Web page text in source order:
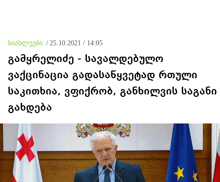
სიახლეები / 25.10.2021 / 14:05
გამყრელიძე - სავალდებულო
ვაქცინაცია გადასაწყვეტად რთული
საკითხია, ვფიქრობ, განხილვის საგანი
გახდება